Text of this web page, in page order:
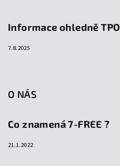
Informace ohledně TPO
7.8.2025
O NÁS
Co znamená 7-FREE ?
21.1.2022